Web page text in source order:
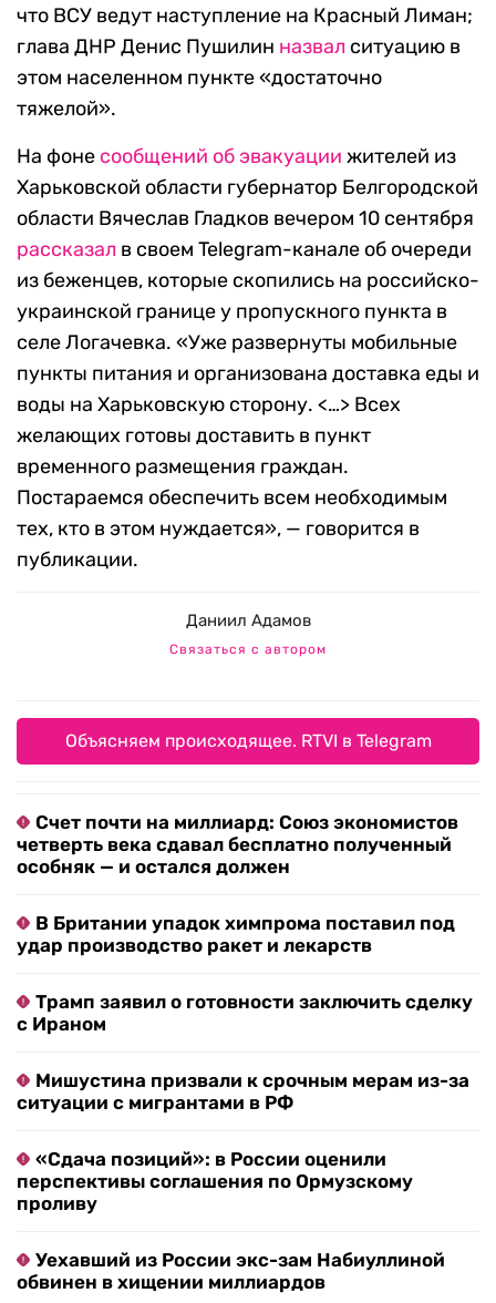
что ВСУ ведут наступление на Красный Лиман;
глава ДНР Денис Пушилин назвал ситуацию в
этом населенном пункте «достаточно
тяжелой».
На фоне сообщений об эвакуации жителей из
Харьковской области губернатор Белгородской
области Вячеслав Гладков вечером 10 сентября
рассказал в своем Telegram-канале об очереди
из беженцев, которые скопились на российско-
украинской границе у пропускного пункта в
селе Логачевка. «Уже развернуты мобильные
пункты питания и организована доставка еды и
воды на Харьковскую сторону. <…> Всех
желающих готовы доставить в пункт
временного размещения граждан.
Постараемся обеспечить всем необходимым
тех, кто в этом нуждается», — говорится в
публикации.
Даниил Адамов
Связаться с автором
Объясняем происходящее. RTVI в Telegram
Счет почти на миллиард: Союз экономистов
четверть века сдавал бесплатно полученный
особняк — и остался должен
В Британии упадок химпрома поставил под
удар производство ракет и лекарств
Трамп заявил о готовности заключить сделку
с Ираном
Мишустина призвали к срочным мерам из-за
ситуации с мигрантами в РФ
«Сдача позиций»: в России оценили
перспективы соглашения по Ормузскому
проливу
Уехавший из России экс-зам Набиуллиной
обвинен в хищении миллиардов